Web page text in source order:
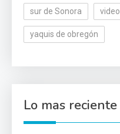
sur de Sonora video
yaquis de obregón
Lo mas reciente